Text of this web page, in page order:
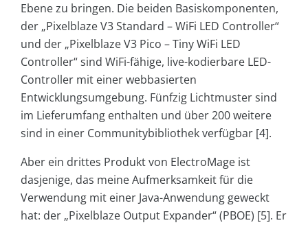
Ebene zu bringen. Die beiden Basiskomponenten,
der „Pixelblaze V3 Standard – WiFi LED Controller“
und der „Pixelblaze V3 Pico – Tiny WiFi LED
Controller“ sind WiFi-fähige, live-kodierbare LED-
Controller mit einer webbasierten
Entwicklungsumgebung. Fünfzig Lichtmuster sind
im Lieferumfang enthalten und über 200 weitere
sind in einer Communitybibliothek verfügbar [4].
Aber ein drittes Produkt von ElectroMage ist
dasjenige, das meine Aufmerksamkeit für die
Verwendung mit einer Java-Anwendung geweckt
hat: der „Pixelblaze Output Expander“ (PBOE) [5]. Er